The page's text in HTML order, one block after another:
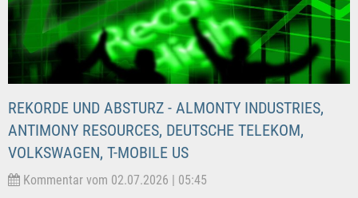
REKORDE UND ABSTURZ - ALMONTY INDUSTRIES,
ANTIMONY RESOURCES, DEUTSCHE TELEKOM,
VOLKSWAGEN, T-MOBILE US
Kommentar vom 02.07.2026 | 05:45